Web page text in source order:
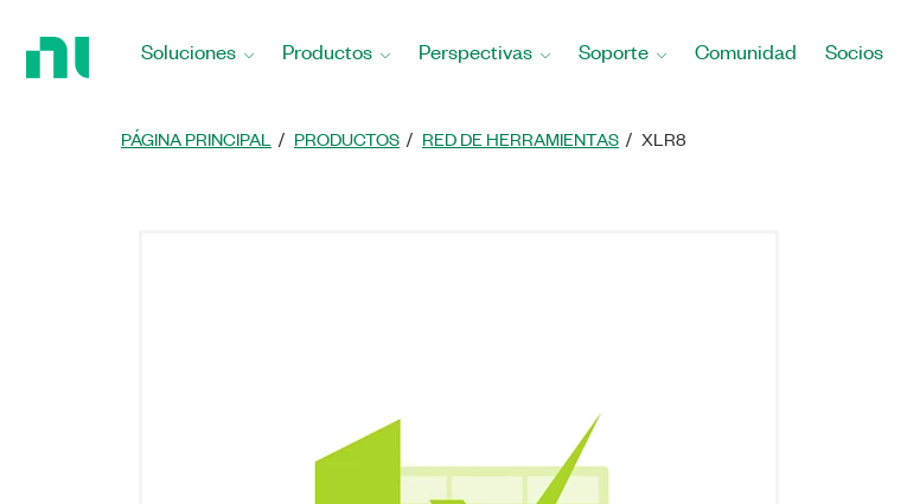
Soluciones Productos Perspectivas Soporte Comunidad Socios
PÁGINA PRINCIPAL PRODUCTOS RED DE HERRAMIENTAS XLR8